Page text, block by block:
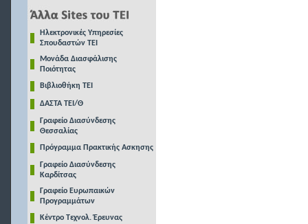
Ηλεκτρονικές Υπηρεσίες
Σπουδαστών ΤΕΙ
Μονάδα Διασφάλισης
Ποιότητας
Βιβλιοθήκη ΤΕΙ
ΔΑΣΤΑ ΤΕΙ/Θ
Γραφείο Διασύνδεσης
Θεσσαλίας
Πρόγραμμα Πρακτικής Ασκησης
Γραφείο Διασύνδεσης
Καρδίτσας
Γραφείο Ευρωπαικών
Προγραμμάτων
Κέντρο Τεχνολ. Έρευνας